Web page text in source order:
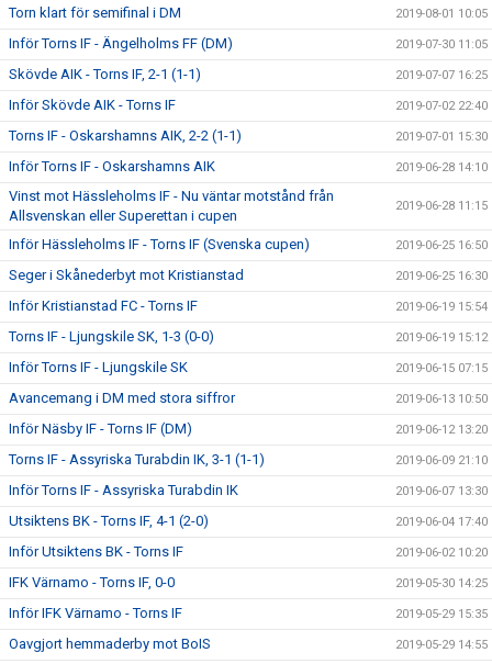
Torn klart för semifinal i DM 2019-08-01 10:05
Inför Torns IF - Ängelholms FF (DM) 2019-07-30 11:05
Skövde AIK - Torns IF, 2-1 (1-1) 2019-07-07 16:25
Inför Skövde AIK - Torns IF 2019-07-02 22:40
Torns IF - Oskarshamns AIK, 2-2 (1-1) 2019-07-01 15:30
Inför Torns IF - Oskarshamns AIK 2019-06-28 14:10
Vinst mot Hässleholms IF - Nu väntar motstånd från
Allsvenskan eller Superettan i cupen
2019-06-28 11:15
Inför Hässleholms IF - Torns IF (Svenska cupen) 2019-06-25 16:50
Seger i Skånederbyt mot Kristianstad 2019-06-25 16:30
Inför Kristianstad FC - Torns IF 2019-06-19 15:54
Torns IF - Ljungskile SK, 1-3 (0-0) 2019-06-19 15:12
Inför Torns IF - Ljungskile SK 2019-06-15 07:15
Avancemang i DM med stora siffror 2019-06-13 10:50
Inför Näsby IF - Torns IF (DM) 2019-06-12 13:20
Torns IF - Assyriska Turabdin IK, 3-1 (1-1) 2019-06-09 21:10
Inför Torns IF - Assyriska Turabdin IK 2019-06-07 13:30
Utsiktens BK - Torns IF, 4-1 (2-0) 2019-06-04 17:40
Inför Utsiktens BK - Torns IF 2019-06-02 10:20
IFK Värnamo - Torns IF, 0-0 2019-05-30 14:25
Inför IFK Värnamo - Torns IF 2019-05-29 15:35
Oavgjort hemmaderby mot BoIS 2019-05-29 14:55